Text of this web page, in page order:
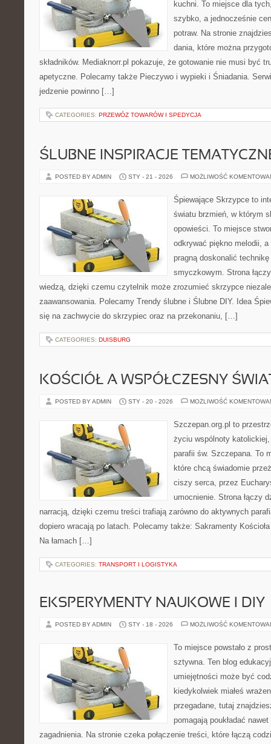
kuchni. To miejsce dla
szybko, a jednocześnie
potraw. Na stronie
dania, które można
składników. Mediaknorr.pl pokazuje, że gotowanie nie musi być
apetyczne. Polecamy także Pieczywo i wypieki i Śniadania.
jedzenie powinno […]
CATEGORIES: PRZEWÓZ TOWARÓW I SPEDYCJA
ŚLUBNE INSPIRACJE
POSTED BY ADMIN STY - 21 - 2026 MOŻLIWOŚĆ
Śpiewające Skrzypce to
światu brzmień, w którym
opowieści. To miejsce
odkrywać piękno melodii,
pragną doskonalić
smyczkowym. Strona
wiedzą, dzięki czemu czytelnik może zrozumieć skrzypce
zaawansowania. Polecamy Trendy ślubne i Ślubne DIY. Idea
się na zachwycie do skrzypiec oraz na przekonaniu, […]
CATEGORIES: DUISBURG
KOŚCIÓŁ A WSPÓŁCZESNY
POSTED BY ADMIN STY - 20 - 2026 MOŻLIWOŚĆ
Szczepan.org.pl to
życiu wspólnoty
parafii św. Szczepana. To
które chcą świadomie
ciszy serca, przez
umocnienie. Strona łączy
narracją, dzięki czemu treści trafiają zarówno do aktywnych
dopiero wracają po latach. Polecamy także: Sakramenty
Na łamach […]
CATEGORIES: TRANSPORT I LOGISTYKA
EKSPERYMENTY NAUKOWE I DIY
POSTED BY ADMIN STY - 18 - 2026 MOŻLIWOŚĆ
To miejsce powstało z
sztywna. Ten blog
umiejętności może być
kiedykolwiek miałeś
przegadane, tutaj
pomagają poukładać
zagadnienia. Na stronie czeka połączenie treści, które łączą